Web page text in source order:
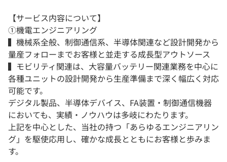
【サービス内容について】
①機電エンジニアリング
▍機械系全般、制御通信系、半導体関連など設計開発から
量産フォローまでお客様と並走する成長型アウトソース
▍モビリティ関連は、大容量バッテリー関連業務を中心に
各種ユニットの設計開発から生産準備まで深く幅広く対応
可能です。
デジタル製品、半導体デバイス、FA装置・制御通信機器
においても、実績・ノウハウは多岐にわたります。
上記を中心とした、当社の持つ「あらゆるエンジニアリン
グ」を駆使応用し、確かな成長とともにお客様と歩みま
す。